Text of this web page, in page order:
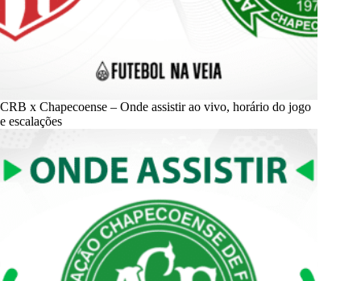
CRB x Chapecoense – Onde assistir ao vivo, horário do jogo
e escalações